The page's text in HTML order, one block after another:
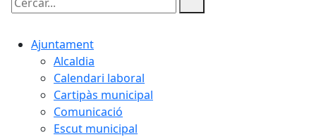
Cercar:
Ajuntament
Alcaldia
Calendari laboral
Cartipàs municipal
Comunicació
Escut municipal